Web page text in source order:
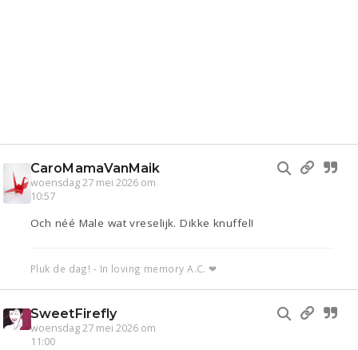
CaroMamaVanMaik
woensdag 27 mei 2026 om
10:57
Och néé Male wat vreselijk. Dikke knuffel!
Pluk de dag! - In loving memory A.C. ❤
SweetFirefly
woensdag 27 mei 2026 om
11:00